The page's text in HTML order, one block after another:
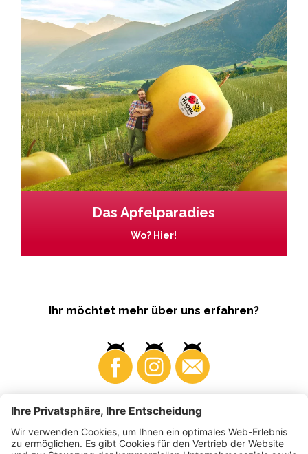
Das Apfelparadies
Wo? Hier!
Ihr möchtet mehr über uns erfahren?
Business Produzenten